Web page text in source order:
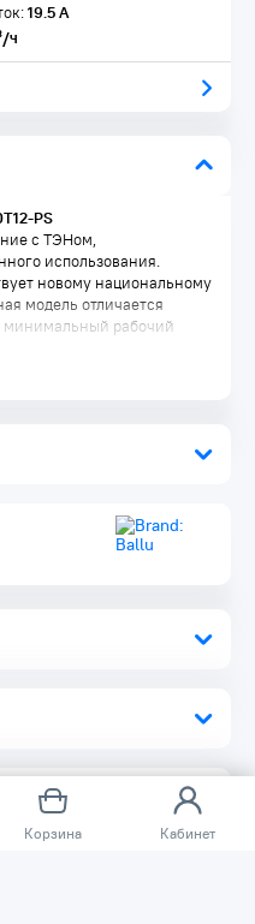
Корзина Кабинет
19.5 А
ч
PS
с ТЭНом,
использования.
новому национальному
модель отличается
рабочий
с увеличенным
F, встроенный
необслуживаемые
термостатом, с